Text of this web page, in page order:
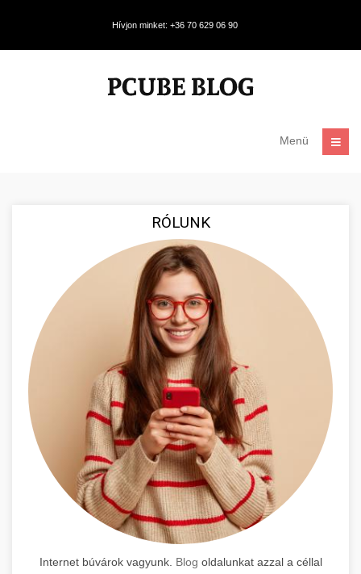
Hívjon minket: +36 70 629 06 90
Menü
RÓLUNK
Internet búvárok vagyunk. Blog oldalunkat azzal a céllal